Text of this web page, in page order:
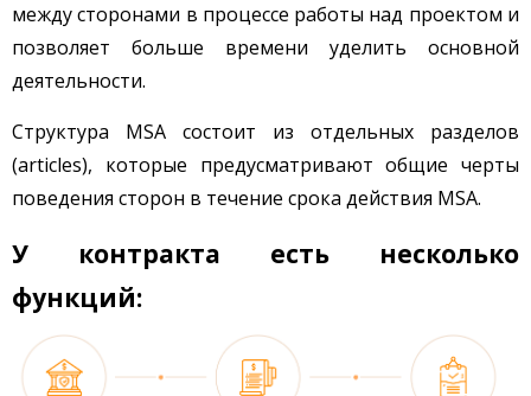
между сторонами в процессе работы над проектом и
позволяет больше времени уделить основной
деятельности.
Структура MSA состоит из отдельных разделов
(articles), которые предусматривают общие черты
поведения сторон в течение срока действия МSA.
У контракта есть несколько
функций: